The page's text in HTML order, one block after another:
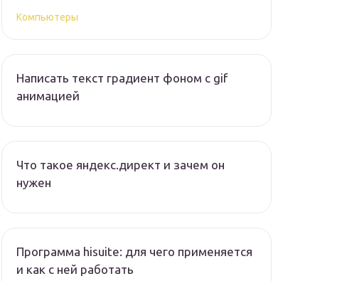
Компьютеры
Написать текст градиент фоном с gif
анимацией
Что такое яндекс.директ и зачем он
нужен
Программа hisuite: для чего применяется
и как с ней работать